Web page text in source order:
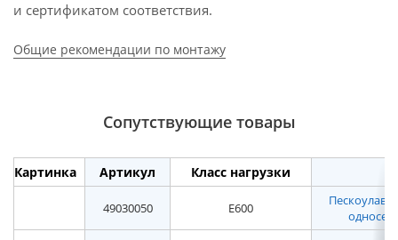
и сертификатом соответствия.
Общие рекомендации по монтажу
Сопутствующие товары
Картинка Артикул Класс нагрузки
49030050 E600